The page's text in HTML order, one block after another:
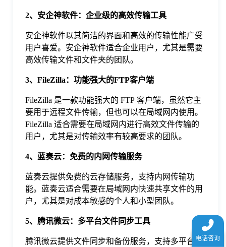
2、安企神软件：企业级的高效传输工具
安企神软件以其简洁的界面和高效的传输性能广受
用户喜爱。安企神软件适合企业用户，尤其是需要
高效传输文件和文件夹的团队。
3、FileZilla：功能强大的FTP客户端
FileZilla 是一款功能强大的 FTP 客户端，虽然它主
要用于远程文件传输，但也可以在局域网内使用。
FileZilla 适合需要在局域网内进行高效文件传输的
用户，尤其是对传输效率有较高要求的团队。
4、蓝奏云：免费的内网传输服务
蓝奏云提供免费的云存储服务，支持内网传输功
能。蓝奏云适合需要在局域网内快速共享文件的用
户，尤其是对成本敏感的个人和小型团队。
5、腾讯微云：多平台文件同步工具
腾讯微云提供文件同步和备份服务，支持多平台，